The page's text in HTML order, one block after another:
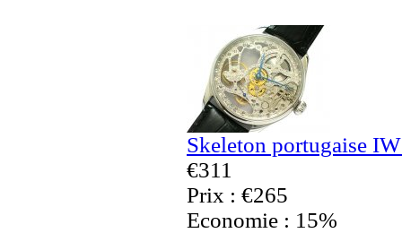
Skeleton portugaise
€311
Prix : €265
Economie : 15%